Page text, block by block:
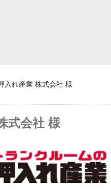
入れ産業 株式会社 様
式会社 様